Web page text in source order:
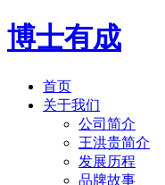
博士有成
首页
关于我们
公司简介
王洪贵简介
发展历程
品牌故事